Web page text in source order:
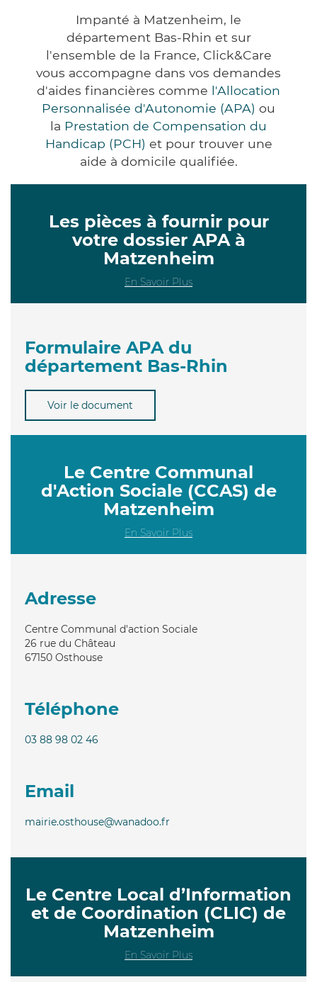
Impanté à Matzenheim, le
département Bas-Rhin et sur
l'ensemble de la France, Click&Care
vous accompagne dans vos demandes
d'aides financières comme l'Allocation
Personnalisée d'Autonomie (APA) ou
la Prestation de Compensation du
Handicap (PCH) et pour trouver une
aide à domicile qualifiée.
Les pièces à fournir pour
votre dossier APA à
Matzenheim
En Savoir Plus
Formulaire APA du
département Bas-Rhin
Voir le document
Le Centre Communal
d'Action Sociale (CCAS) de
Matzenheim
En Savoir Plus
Adresse
Centre Communal d'action Sociale
26 rue du Château
67150 Osthouse
Téléphone
03 88 98 02 46
Email
mairie.osthouse@wanadoo.fr
Le Centre Local d’Information
et de Coordination (CLIC) de
Matzenheim
En Savoir Plus